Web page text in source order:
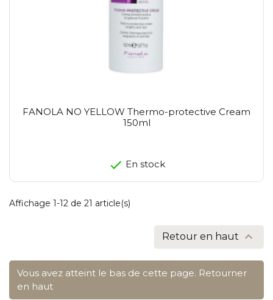
FANOLA NO YELLOW Thermo-protective Cream
150ml
En stock
Affichage 1-12 de 21 article(s)
Retour en haut 
Vous avez atteint le bas de cette page. Retourner
en haut